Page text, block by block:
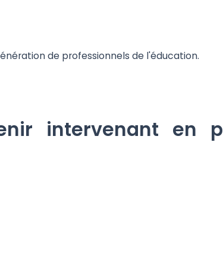
de professionnels de l'éducation.
intervenant en